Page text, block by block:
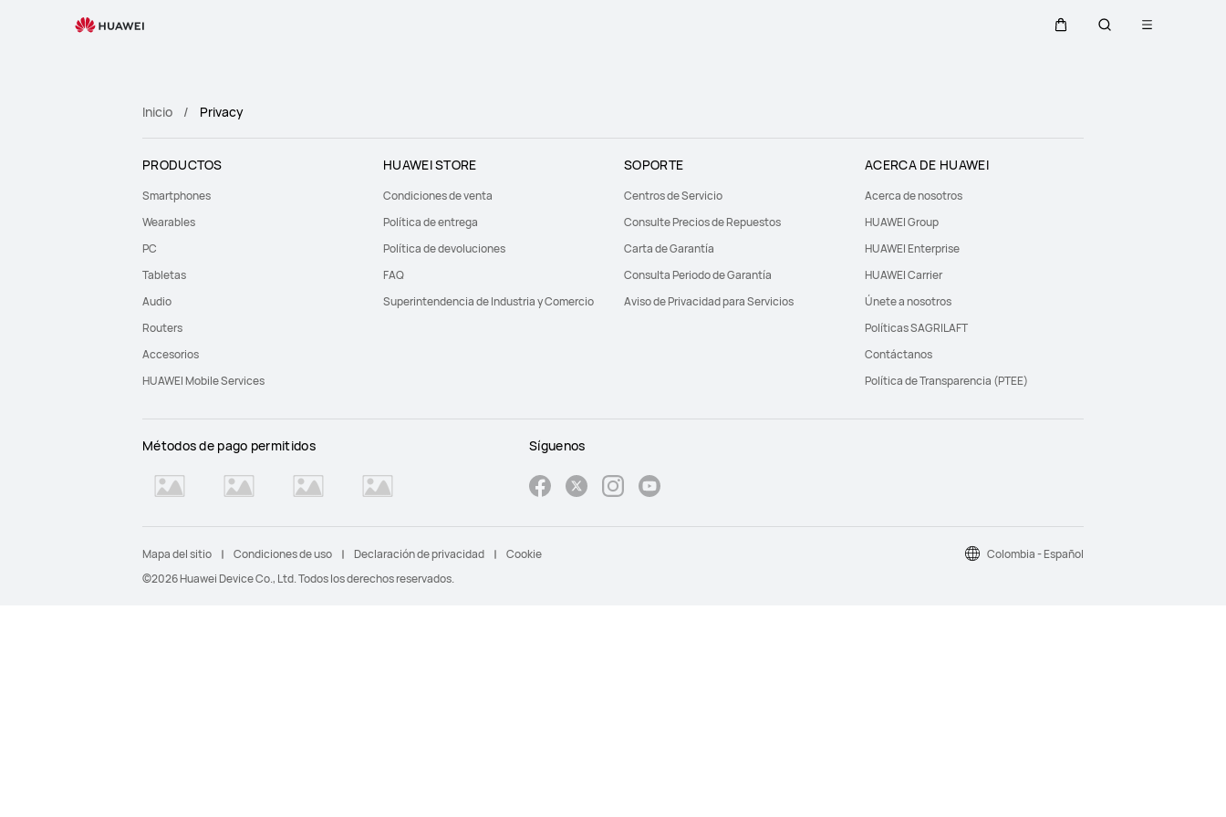
Abrir
Inicio Privacy
PRODUCTOS
Smartphones
Wearables
PC
Tabletas
Audio
Routers
Accesorios
HUAWEI Mobile Services
HUAWEI STORE
Condiciones de venta
Política de entrega
Política de devoluciones
FAQ
Superintendencia de Industria y Comercio
SOPORTE
Centros de Servicio
Consulte Precios de Repuestos
Carta de Garantía
Consulta Periodo de Garantía
Aviso de Privacidad para Servicios
ACERCA DE HUAWEI
Acerca de nosotros
HUAWEI Group
HUAWEI Enterprise
HUAWEI Carrier
Únete a nosotros
Políticas SAGRILAFT
Contáctanos
Política de Transparencia (PTEE)
Métodos de pago permitidos Síguenos
©2026 Huawei Device Co., Ltd. Todos los derechos reservados.
Mapa del sitio Condiciones de uso Declaración de privacidad Cookie Colombia - Español